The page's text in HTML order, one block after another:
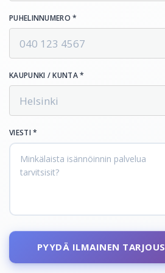
PUHELINNUMERO *
KAUPUNKI / KUNTA *
VIESTI *
PYYDÄ ILMAINEN TARJOUS